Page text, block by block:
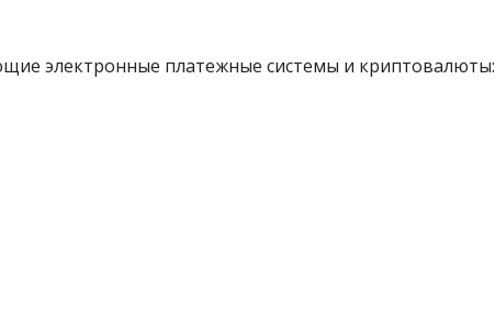
электронные платежные системы и криптовалюты: